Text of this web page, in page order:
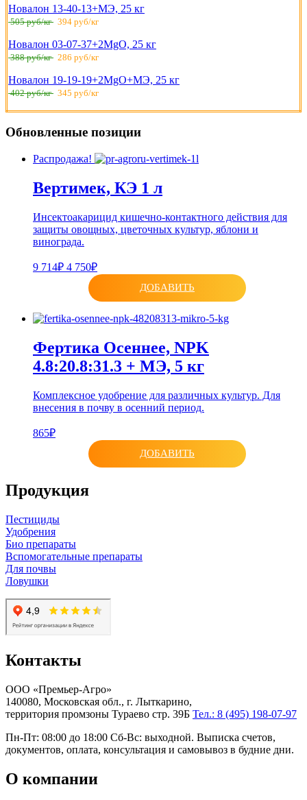
Новалон 13-40-13+МЭ, 25 кг
505 руб/кг 394 руб/кг
Новалон 03-07-37+2MgO, 25 кг
388 руб/кг 286 руб/кг
Новалон 19-19-19+2MgO+МЭ, 25 кг
402 руб/кг 345 руб/кг
Обновленные позиции
Распродажа!
Вертимек, КЭ 1 л
Инсектоакарицид кишечно-контактного действия для
защиты овощных, цветочных культур, яблони и
винограда.
9 714₽ 4 750₽
ДОБАВИТЬ
Фертика Осеннее, NPK
4.8:20.8:31.3 + МЭ, 5 кг
Комплексное удобрение для различных культур. Для
внесения в почву в осенний период.
865₽
ДОБАВИТЬ
Продукция
Пестициды
Удобрения
Био препараты
Вспомогательные препараты
Для почвы
Ловушки
Контакты
ООО «Премьер-Агро»
140080, Московская обл., г. Лыткарино,
территория промзоны Тураево стр. 39Б Тел.: 8 (495) 198-07-97
Пн-Пт: 08:00 до 18:00 Сб-Вс: выходной. Выписка счетов,
документов, оплата, консультация и самовывоз в будние дни.
О компании